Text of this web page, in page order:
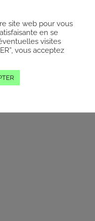
LinkedInFacebook
site web pour vous
en se
visites
vous acceptez